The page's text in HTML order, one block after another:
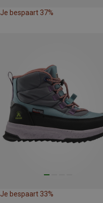
Je bespaart 37%
Je bespaart 33%